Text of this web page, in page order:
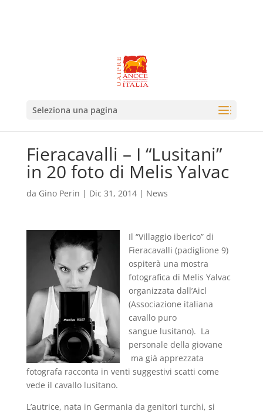
Seleziona una pagina
Fieracavalli – I “Lusitani”
in 20 foto di Melis Yalvac
da Gino Perin | Dic 31, 2014| News
Il “Villaggio iberico” di
Fieracavalli (padiglione 9)
ospiterà una mostra
fotografica di Melis Yalvac
organizzata dall’Aicl
(Associazione italiana
cavallo puro
sangue lusitano). La
personale della giovane
ma già apprezzata
fotografa racconta in venti suggestivi scatti come
vede il cavallo lusitano.
L’autrice, nata in Germania da genitori turchi, si